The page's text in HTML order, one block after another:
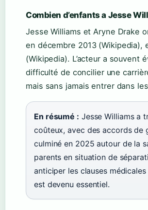
Combien d’enfants a Jesse
Jesse Williams et Aryne Drake
en décembre 2013
(Wikipedia). L’acteur a souvent
difficulté de concilier une
mais sans jamais entrer dans
En résumé : Jesse Williams a
coûteux, avec des accords de
culminé en 2025 autour de la
parents en situation de
anticiper les clauses
est devenu essentiel.